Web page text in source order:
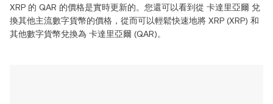
XRP 的 QAR 的價格是實時更新的。您還可以看到從 卡達里亞爾 兌
換其他主流數字貨幣的價格，從而可以輕鬆快速地將 XRP (XRP) 和
其他數字貨幣兌換為 卡達里亞爾 (QAR)。